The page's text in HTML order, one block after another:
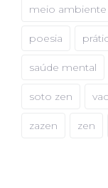
meio ambiente
poesia
saúde mental
soto zen
zazen zen